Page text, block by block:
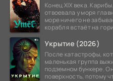
Конец XIX века.
отвоевала у моря
море ничего не
корабля встаёт на
Укрытие (2026)
После катастрофы,
маленькая группа
подземном бункере.
поверхность, потому